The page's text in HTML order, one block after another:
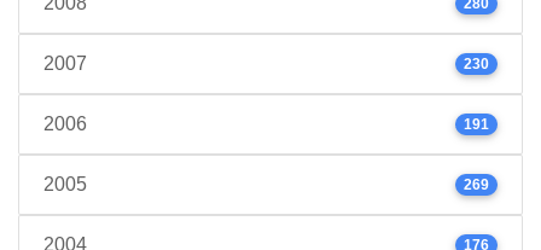
2007 230
2006 191
2005 269
2004 176